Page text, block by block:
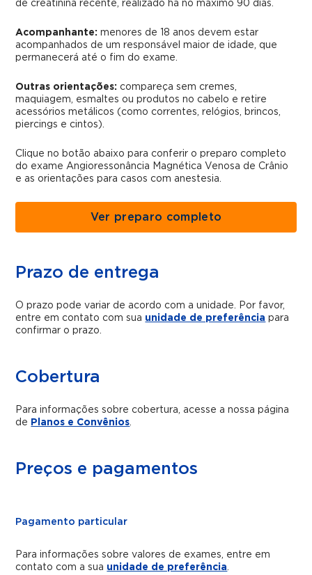
de creatinina recente, realizado há no máximo 90 dias.
Acompanhante: menores de 18 anos devem estar
acompanhados de um responsável maior de idade, que
permanecerá até o fim do exame.
Outras orientações: compareça sem cremes,
maquiagem, esmaltes ou produtos no cabelo e retire
acessórios metálicos (como correntes, relógios, brincos,
piercings e cintos).
Clique no botão abaixo para conferir o preparo completo
do exame Angioressonância Magnética Venosa de Crânio
e as orientações para casos com anestesia.
Ver preparo completo
Prazo de entrega
O prazo pode variar de acordo com a unidade. Por favor,
entre em contato com sua unidade de preferência para
confirmar o prazo.
Cobertura
Para informações sobre cobertura, acesse a nossa página
de Planos e Convênios.
Preços e pagamentos
Pagamento particular
Para informações sobre valores de exames, entre em
contato com a sua unidade de preferência.